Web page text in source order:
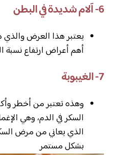
6- آلام شديدة في البطن
يعتبر هذا العرض
أهم أعراض ارتفاع نسبة
7- الغيبوبة
وهذه تعتبر من أخطر
السكر في الدم، وهي
الذي يعاني من مرض
بشكل مستمر